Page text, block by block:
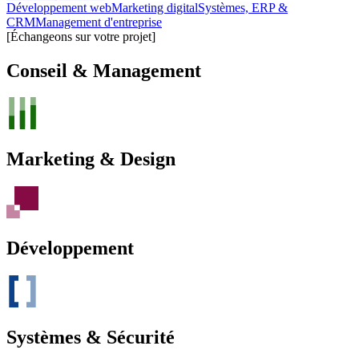
Développement webMarketing digitalSystèmes, ERP &
CRMManagement d'entreprise
[Échangeons sur votre projet]
Conseil & Management
Marketing & Design
Développement
Systèmes & Sécurité